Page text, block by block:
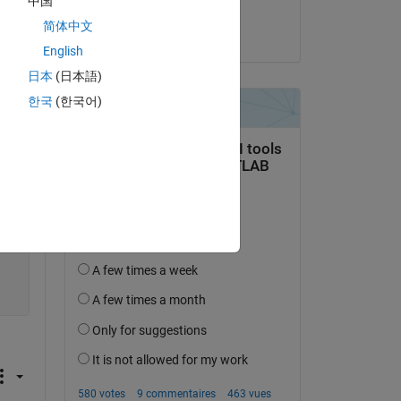
le 15 Mai 2022
简体中文
English
日本 (日本語)
한국 (한국어)